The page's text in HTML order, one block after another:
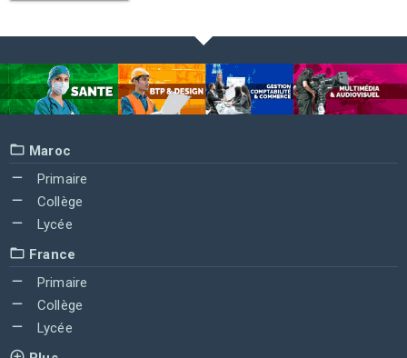
Maroc
Primaire
Collège
Lycée
France
Primaire
Collège
Lycée